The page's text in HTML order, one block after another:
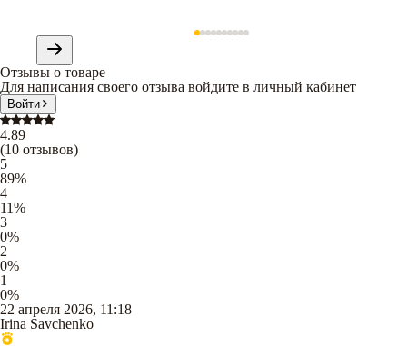
Отзывы о товаре
Для написания своего отзыва войдите в личный кабинет
Войти
4.89
(10 отзывов)
5
89%
4
11%
3
0%
2
0%
1
0%
22 апреля 2026, 11:18
Irina Savchenko